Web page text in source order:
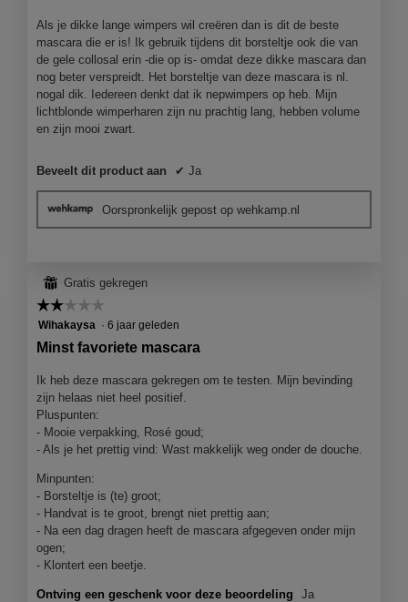
sterren.
Als je dikke lange wimpers wil creëren dan is dit de beste
mascara die er is! Ik gebruik tijdens dit borsteltje ook die van
de gele collosal erin -die op is- omdat deze dikke mascara dan
nog beter verspreidt. Het borsteltje van deze mascara is nl.
nogal dik. Iedereen denkt dat ik nepwimpers op heb. Mijn
lichtblonde wimperharen zijn nu prachtig lang, hebben volume
en zijn mooi zwart.
Beveelt dit product aan ✔ Ja
Oorspronkelijk gepost op wehkamp.nl
⊞ Gratis gekregen
☆☆☆☆☆
☆☆☆☆☆
2
sterren.
Wihakaysa · 6 jaar geleden
Minst favoriete mascara
Ik heb deze mascara gekregen om te testen. Mijn bevinding
zijn helaas niet heel positief.
Pluspunten:
- Mooie verpakking, Rosé goud;
- Als je het prettig vind: Wast makkelijk weg onder de douche.
Minpunten:
- Borsteltje is (te) groot;
- Handvat is te groot, brengt niet prettig aan;
- Na een dag dragen heeft de mascara afgegeven onder mijn
ogen;
- Klontert een beetje.
Ontving een geschenk voor deze beoordeling Ja